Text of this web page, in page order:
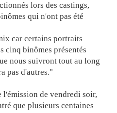
lors des castings,
qui n'ont pas été
car certains portraits
cinq binômes présentés
nous suivront tout au long
pas d'autres."
de vendredi soir,
que plusieurs centaines